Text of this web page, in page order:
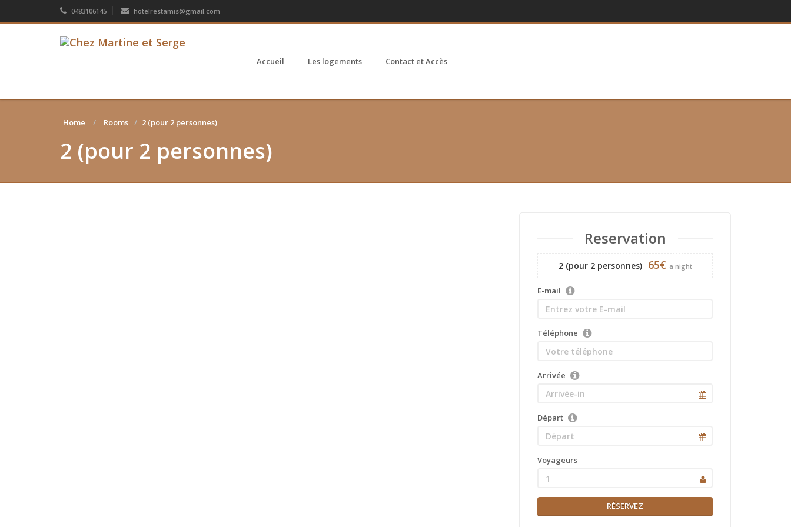
0483106145 hotelrestamis@gmail.com
Accueil Les logements Contact et Accès
Home Rooms 2 (pour 2 personnes)
2 (pour 2 personnes)
Reservation
2 (pour 2 personnes) 65€ a night
E-mail
Téléphone
Arrivée
Départ
Voyageurs
1
RÉSERVEZ